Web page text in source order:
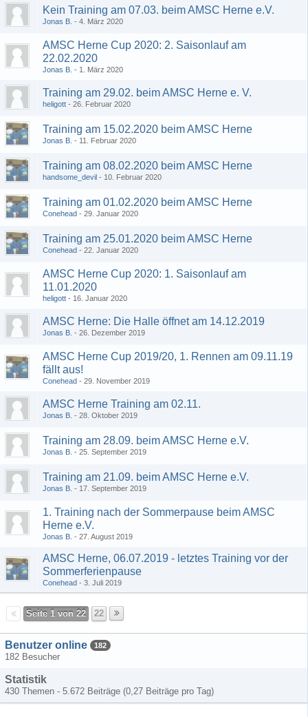
Kein Training am 07.03. beim AMSC Herne e.V.
Jonas B. 4. März 2020
AMSC Herne Cup 2020: 2. Saisonlauf am
22.02.2020
Jonas B. 1. März 2020
Training am 29.02. beim AMSC Herne e. V.
heligott 26. Februar 2020
Training am 15.02.2020 beim AMSC Herne
Jonas B. 11. Februar 2020
Training am 08.02.2020 beim AMSC Herne
handsome_devil 10. Februar 2020
Training am 01.02.2020 beim AMSC Herne
Conehead 29. Januar 2020
Training am 25.01.2020 beim AMSC Herne
Conehead 22. Januar 2020
AMSC Herne Cup 2020: 1. Saisonlauf am
11.01.2020
heligott 16. Januar 2020
AMSC Herne: Die Halle öffnet am 14.12.2019
Jonas B. 26. Dezember 2019
AMSC Herne Cup 2019/20, 1. Rennen am 09.11.19
fällt aus!
Conehead 29. November 2019
AMSC Herne Training am 02.11.
Jonas B. 28. Oktober 2019
Training am 28.09. beim AMSC Herne e.V.
Jonas B. 25. September 2019
Training am 21.09. beim AMSC Herne e.V.
Jonas B. 17. September 2019
1. Training nach der Sommerpause beim AMSC
Herne e.V.
Jonas B. 27. August 2019
AMSC Herne, 06.07.2019 - letztes Training vor der
Sommerferienpause
Conehead 3. Juli 2019
Seite 1 von 22 22
Benutzer online 182
182 Besucher
Statistik
430 Themen - 5.672 Beiträge (0,27 Beiträge pro Tag)